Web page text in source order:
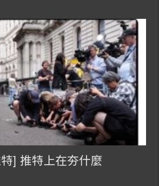
] 推特上在夯什麼